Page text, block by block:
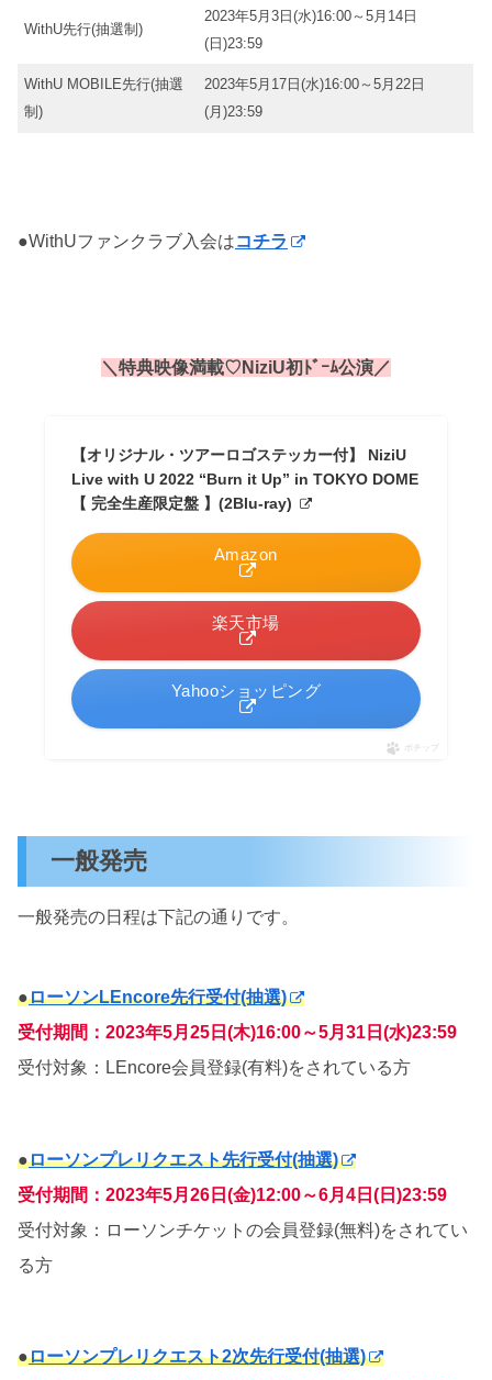
WithU先行(抽選制)
2023年5月3日(水)16:00～5月14日
(日)23:59
WithU MOBILE先行(抽選
制)
2023年5月17日(水)16:00～5月22日
(月)23:59
●WithUファンクラブ入会はコチラ
＼特典映像満載♡NiziU初ﾄﾞｰﾑ公演／
【オリジナル・ツアーロゴステッカー付】 NiziU
Live with U 2022 “Burn it Up” in TOKYO DOME
【 完全生産限定盤 】(2Blu-ray)
Amazon
楽天市場
Yahooショッピング
ポチップ
一般発売
一般発売の日程は下記の通りです。
●ローソンLEncore先行受付(抽選)
受付期間：2023年5月25日(木)16:00～5月31日(水)23:59
受付対象：LEncore会員登録(有料)をされている方
●ローソンプレリクエスト先行受付(抽選)
受付期間：2023年5月26日(金)12:00～6月4日(日)23:59
受付対象：ローソンチケットの会員登録(無料)をされてい
る方
●ローソンプレリクエスト2次先行受付(抽選)